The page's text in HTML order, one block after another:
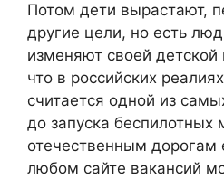
Потом дети вырастают,
другие цели, но есть
изменяют своей
что в российских
считается одной из
до запуска беспилотных
отечественным
любом сайте вакансий